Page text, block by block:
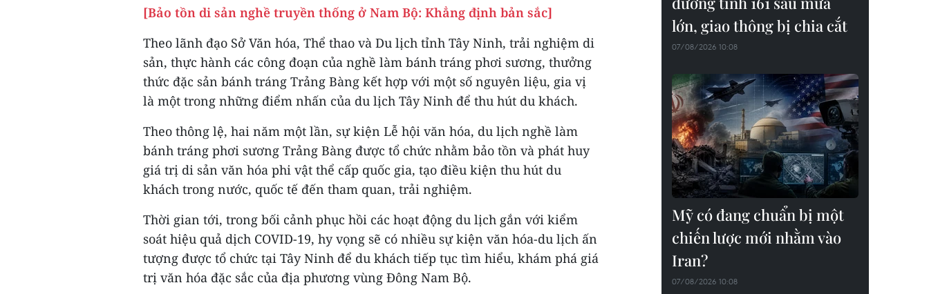
[Bảo tồn di sản nghề truyền thống ở Nam Bộ: Khẳng định bản sắc]
Theo lãnh đạo Sở Văn hóa, Thể thao và Du lịch tỉnh Tây Ninh, trải nghiệm di
sản, thực hành các công đoạn của nghề làm bánh tráng phơi sương, thưởng
thức đặc sản bánh tráng Trảng Bàng kết hợp với một số nguyên liệu, gia vị
là một trong những điểm nhấn của du lịch Tây Ninh để thu hút du khách.
Theo thông lệ, hai năm một lần, sự kiện Lễ hội văn hóa, du lịch nghề làm
bánh tráng phơi sương Trảng Bàng được tổ chức nhằm bảo tồn và phát huy
giá trị di sản văn hóa phi vật thể cấp quốc gia, tạo điều kiện thu hút du
khách trong nước, quốc tế đến tham quan, trải nghiệm.
Thời gian tới, trong bối cảnh phục hồi các hoạt động du lịch gắn với kiểm
soát hiệu quả dịch COVID-19, hy vọng sẽ có nhiều sự kiện văn hóa-du lịch ấn
tượng được tổ chức tại Tây Ninh để du khách tiếp tục tìm hiểu, khám phá giá
trị văn hóa đặc sắc của địa phương vùng Đông Nam Bộ.
lớn, giao thông bị chia cắt
07/08/2026 10:08
Mỹ có đang chuẩn bị một
chiến lược mới nhằm vào
Iran?
07/08/2026 10:08